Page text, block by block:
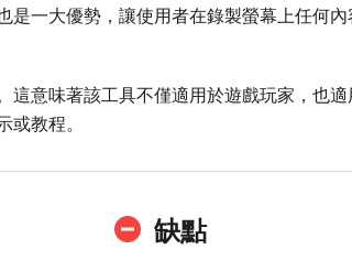
是一大優勢，讓使用者在錄製螢幕上任何
這意味著該工具不僅適用於遊戲玩家，也
教程。
缺點